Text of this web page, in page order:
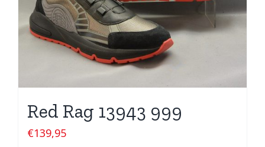
Red Rag 13943 999
€139,95